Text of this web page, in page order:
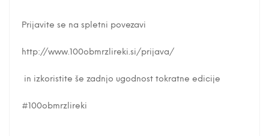
Prijavite se na spletni povezavi
http://www.100obmrzlireki.si/prijava/
in izkoristite še zadnjo ugodnost tokratne edicije
#100obmrzlireki